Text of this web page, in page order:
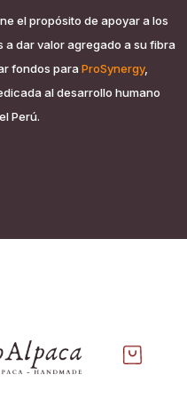
el propósito de apoyar a los
dar valor agregado a su fibra
fondos para ProSynergy,
al desarrollo humano
Perú.